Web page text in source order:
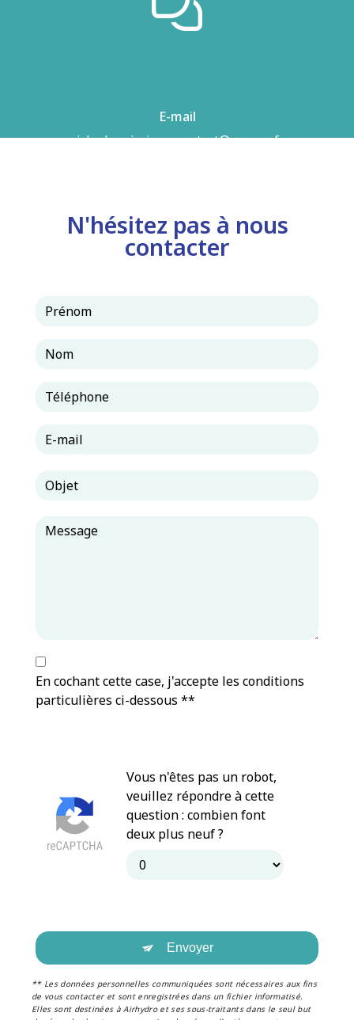
E-mail
airhydro.piscines-contact@orange.fr
N'hésitez pas à nous
contacter
En cochant cette case, j'accepte les conditions
particulières ci-dessous **
Vous n'êtes pas un robot,
veuillez répondre à cette
question : combien font
deux plus neuf ?
Envoyer
** Les données personnelles communiquées sont nécessaires aux fins
de vous contacter et sont enregistrées dans un fichier informatisé.
Elles sont destinées à Airhydro et ses sous-traitants dans le seul but